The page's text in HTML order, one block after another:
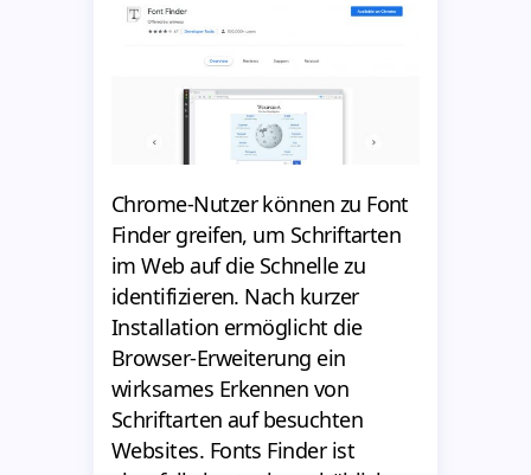
Chrome-Nutzer können zu Font
Finder greifen, um Schriftarten
im Web auf die Schnelle zu
identifizieren. Nach kurzer
Installation ermöglicht die
Browser-Erweiterung ein
wirksames Erkennen von
Schriftarten auf besuchten
Websites. Fonts Finder ist